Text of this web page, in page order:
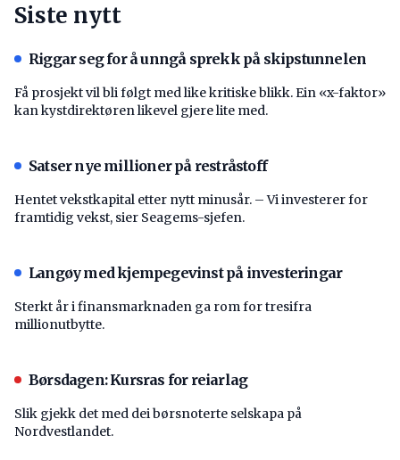
Siste nytt
Riggar seg for å unngå sprekk på skipstunnelen
Få prosjekt vil bli følgt med like kritiske blikk. Ein «x-faktor»
kan kystdirektøren likevel gjere lite med.
Satser nye millioner på restråstoff
Hentet vekstkapital etter nytt minusår. – Vi investerer for
framtidig vekst, sier Seagems-sjefen.
Langøy med kjempegevinst på investeringar
Sterkt år i finansmarknaden ga rom for tresifra
millionutbytte.
Børsdagen: Kursras for reiarlag
Slik gjekk det med dei børsnoterte selskapa på
Nordvestlandet.